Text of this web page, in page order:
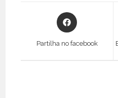
Opens
in
Partilha no facebook